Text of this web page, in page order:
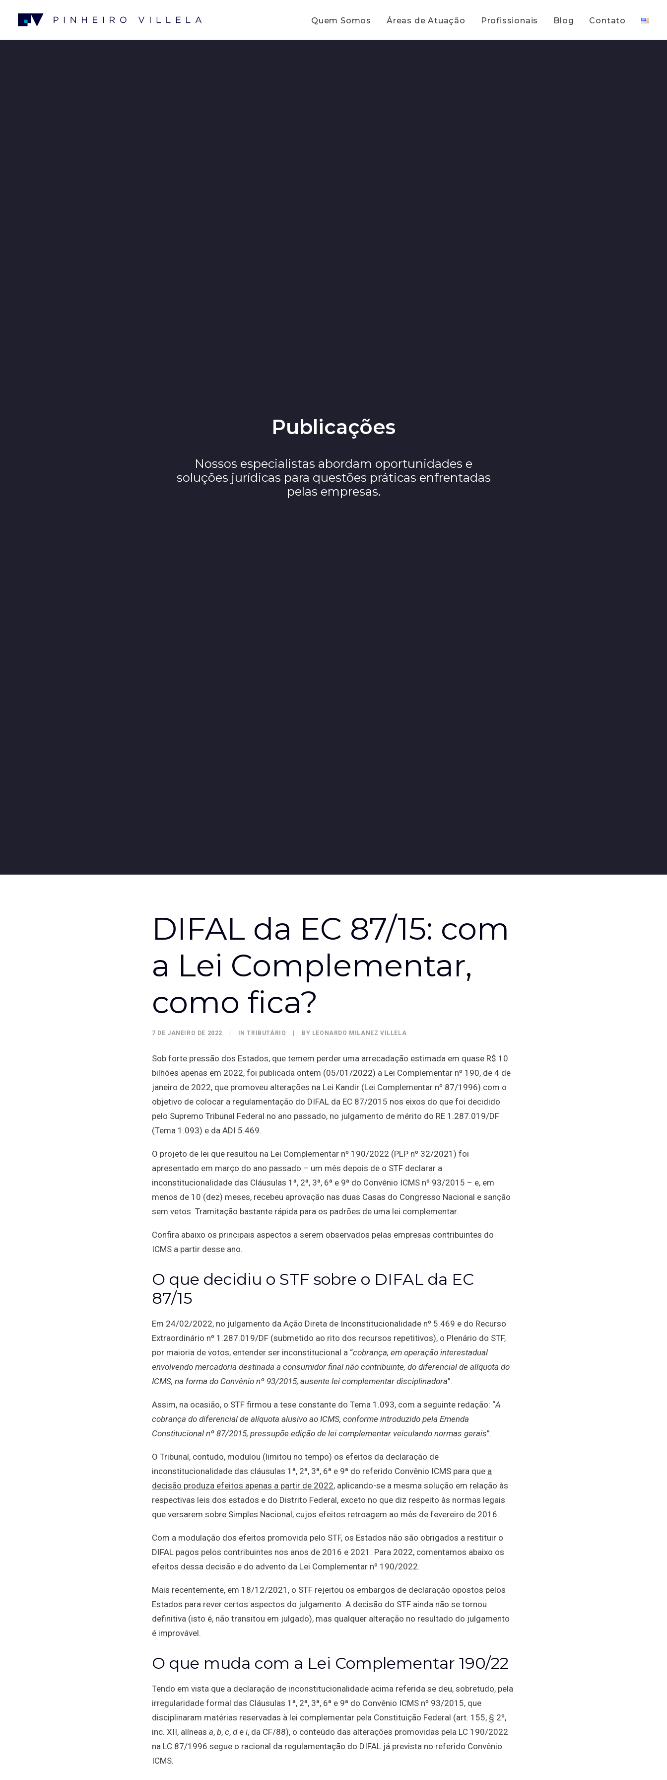
Quem Somos Áreas de Atuação Profissionais Blog Contato
Publicações
Nossos especialistas abordam oportunidades e
soluções jurídicas para questões práticas enfrentadas
pelas empresas.
DIFAL da EC 87/15: com
a Lei Complementar,
como fica?
7 DE JANEIRO DE 2022 INTRIBUTÁRIO BY LEONARDO MILANEZ VILLELA
Sob forte pressão dos Estados, que temem perder uma arrecadação estimada em quase R$ 10
bilhões apenas em 2022, foi publicada ontem (05/01/2022) a Lei Complementar nº 190, de 4 de
janeiro de 2022, que promoveu alterações na Lei Kandir (Lei Complementar nº 87/1996) com o
objetivo de colocar a regulamentação do DIFAL da EC 87/2015 nos eixos do que foi decidido
pelo Supremo Tribunal Federal no ano passado, no julgamento de mérito do RE 1.287.019/DF
(Tema 1.093) e da ADI 5.469.
O projeto de lei que resultou na Lei Complementar nº 190/2022 (PLP nº 32/2021) foi
apresentado em março do ano passado – um mês depois de o STF declarar a
inconstitucionalidade das Cláusulas 1ª, 2ª, 3ª, 6ª e 9ª do Convênio ICMS nº 93/2015 – e, em
menos de 10 (dez) meses, recebeu aprovação nas duas Casas do Congresso Nacional e sanção
sem vetos. Tramitação bastante rápida para os padrões de uma lei complementar.
Confira abaixo os principais aspectos a serem observados pelas empresas contribuintes do
ICMS a partir desse ano.
O que decidiu o STF sobre o DIFAL da EC
87/15
Em 24/02/2022, no julgamento da Ação Direta de Inconstitucionalidade nº 5.469 e do Recurso
Extraordinário nº 1.287.019/DF (submetido ao rito dos recursos repetitivos), o Plenário do STF,
por maioria de votos, entender ser inconstitucional a “cobrança, em operação interestadual
envolvendo mercadoria destinada a consumidor final não contribuinte, do diferencial de alíquota do
ICMS, na forma do Convênio nº 93/2015, ausente lei complementar disciplinadora”.
Assim, na ocasião, o STF firmou a tese constante do Tema 1.093, com a seguinte redação: “A
cobrança do diferencial de alíquota alusivo ao ICMS, conforme introduzido pela Emenda
Constitucional nº 87/2015, pressupõe edição de lei complementar veiculando normas gerais”.
O Tribunal, contudo, modulou (limitou no tempo) os efeitos da declaração de
inconstitucionalidade das cláusulas 1ª, 2ª, 3ª, 6ª e 9ª do referido Convênio ICMS para que a
decisão produza efeitos apenas a partir de 2022, aplicando-se a mesma solução em relação às
respectivas leis dos estados e do Distrito Federal, exceto no que diz respeito às normas legais
que versarem sobre Simples Nacional, cujos efeitos retroagem ao mês de fevereiro de 2016.
Com a modulação dos efeitos promovida pelo STF, os Estados não são obrigados a restituir o
DIFAL pagos pelos contribuintes nos anos de 2016 e 2021. Para 2022, comentamos abaixo os
efeitos dessa decisão e do advento da Lei Complementar nº 190/2022.
Mais recentemente, em 18/12/2021, o STF rejeitou os embargos de declaração opostos pelos
Estados para rever certos aspectos do julgamento. A decisão do STF ainda não se tornou
definitiva (isto é, não transitou em julgado), mas qualquer alteração no resultado do julgamento
é improvável.
O que muda com a Lei Complementar 190/22
Tendo em vista que a declaração de inconstitucionalidade acima referida se deu, sobretudo, pela
irregularidade formal das Cláusulas 1ª, 2ª, 3ª, 6ª e 9ª do Convênio ICMS nº 93/2015, que
disciplinaram matérias reservadas à lei complementar pela Constituição Federal (art. 155, § 2º,
inc. XII, alíneas a, b, c, de i, da CF/88), o conteúdo das alterações promovidas pela LC 190/2022
na LC 87/1996 segue o racional da regulamentação do DIFAL já prevista no referido Convênio
ICMS.